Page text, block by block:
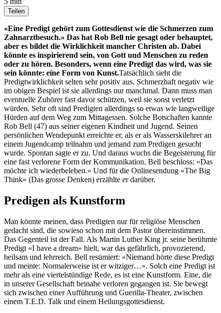
Teilen
«Eine Predigt gehört zum Gottesdienst wie die Schmerzen zum
Zahnarztbesuch.» Das hat Rob Bell nie gesagt oder behauptet,
aber es bildet die Wirklichkeit mancher Christen ab. Dabei
könnte es inspirierend sein, von Gott und Menschen zu reden
oder zu hören. Besonders, wenn eine Predigt das wird, was sie
sein könnte: eine Form von Kunst.Tatsächlich sieht die
Predigtwirklichkeit selten sehr positiv aus. Schmerzhaft negativ wie
im obigen Bespiel ist sie allerdings nur manchmal. Dann muss man
eventuelle Zuhörer fast davor schützen, weil sie sonst verletzt
würden. Sehr oft sind Predigten allerdings so etwas wie langweilige
Hürden auf dem Weg zum Mittagessen. Solche Botschaften kannte
Rob Bell (47) aus seiner eigenen Kindheit und Jugend. Seinen
persönlichen Wendepunkt erreichte er, als er als Wasserskilehrer an
einem Jugendcamp teilnahm und jemand zum Predigen gesucht
wurde. Spontan sagte er zu. Und daraus wuchs die Begeisterung für
eine fast verlorene Form der Kommunikation. Bell beschloss: «Das
möchte ich wiederbeleben.» Und für die Onlinesendung «The Big
Think» (Das grosse Denken) erzählte er darüber.
Predigen als Kunstform
Man könnte meinen, dass Predigten nur für religiöse Menschen
gedacht sind, die sowieso schon mit dem Pastor übereinstimmen.
Das Gegenteil ist der Fall. Als Martin Luther King jr. seine berühmte
Predigt «I have a dream» hielt, war das gefährlich, provozierend,
heilsam und lehrreich. Bell resümiert: «Niemand hörte diese Predigt
und meinte: Normalerweise ist er witziger…». Solch eine Predigt ist
mehr als eine viertelstündige Rede, es ist eine Kunstform. Eine, die
in unserer Gesellschaft beinahe verloren gegangen ist. Sie bewegt
sich zwischen einer Aufführung und Guerilla-Theater, zwischen
einem T.E.D. Talk und einem Heilungsgottesdienst.